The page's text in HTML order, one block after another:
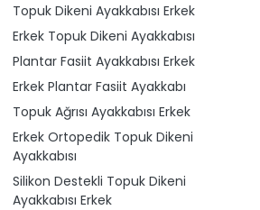
Topuk Dikeni Ayakkabısı Erkek
Erkek Topuk Dikeni Ayakkabısı
Plantar Fasiit Ayakkabısı Erkek
Erkek Plantar Fasiit Ayakkabı
Topuk Ağrısı Ayakkabısı Erkek
Erkek Ortopedik Topuk Dikeni
Ayakkabısı
Silikon Destekli Topuk Dikeni
Ayakkabısı Erkek